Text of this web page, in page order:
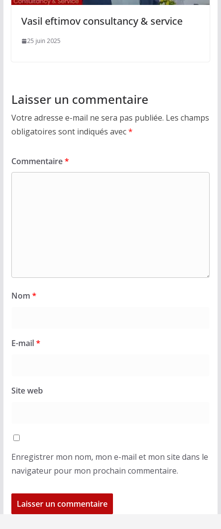
Vasil eftimov consultancy & service
25 juin 2025
Laisser un commentaire
Votre adresse e-mail ne sera pas publiée. Les champs
obligatoires sont indiqués avec*
Commentaire*
Nom *
E-mail*
Site web
Enregistrer mon nom, mon e-mail et mon site dans le
navigateur pour mon prochain commentaire.